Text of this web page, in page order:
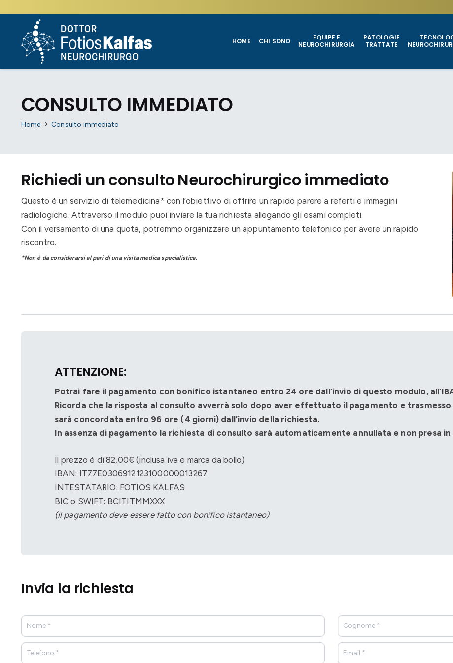
HOME CHI SONO
EQUIPE E
NEUROCHIRURGIA
PATOLOGIE
TRATTATE
CONSULTO IMMEDIATO
Home Consulto immediato
Richiedi un consulto Neurochirurgico immediato
Questo è un servizio di telemedicina* con l’obiettivo di offrire un rapido parere a referti e immagini
radiologiche. Attraverso il modulo puoi inviare la tua richiesta allegando gli esami completi.
Con il versamento di una quota, potremmo organizzare un appuntamento telefonico per avere un rapido
riscontro.
*Non è da considerarsi al pari di una visita medica specialistica.
ATTENZIONE:
Potrai fare il pagamento con bonifico istantaneo entro 24 ore dall’invio di questo modulo,
Ricorda che la risposta al consulto avverrà solo dopo aver effettuato il pagamento e
sarà concordata entro 96 ore (4 giorni) dall’invio della richiesta.
In assenza di pagamento la richiesta di consulto sarà automaticamente annullata e non presa
Il prezzo è di 82,00€ (inclusa iva e marca da bollo)
IBAN: IT77E0306912123100000013267
INTESTATARIO: FOTIOS KALFAS
BIC o SWIFT: BCITITMMXXX
(il pagamento deve essere fatto con bonifico istantaneo)
Invia la richiesta
Form
Telemedicina